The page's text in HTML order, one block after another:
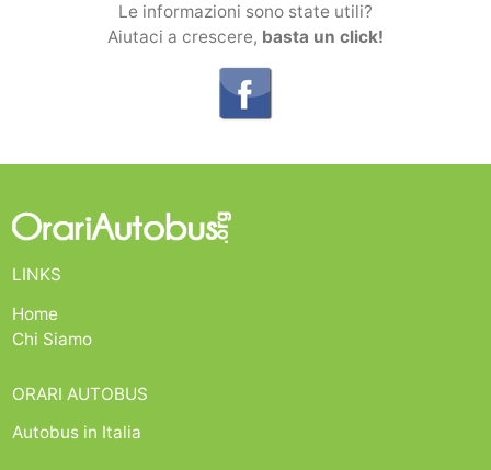
Le informazioni sono state utili?
Aiutaci a crescere, basta un click!
LINKS
Home
Chi Siamo
ORARI AUTOBUS
Autobus in Italia